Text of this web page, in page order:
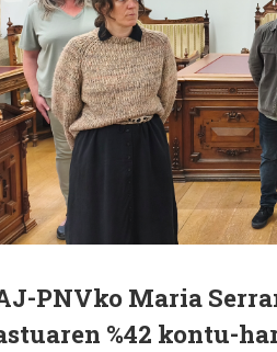
PNVko Maria
%42 kontu-